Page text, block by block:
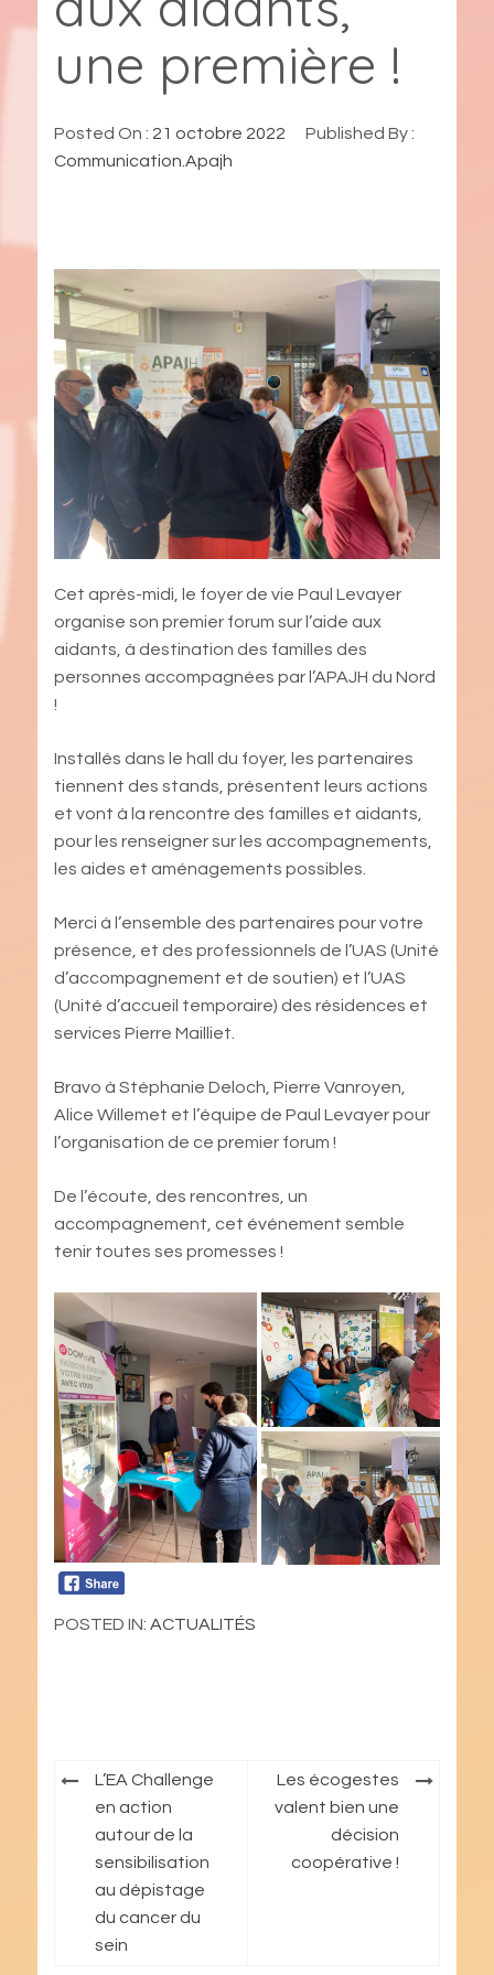
une première !
Posted On : 21 octobre 2022
Published By :
Communication.Apajh
Cet après-midi, le foyer de vie Paul Levayer
organise son premier forum sur l’aide aux
aidants, à destination des familles des
personnes accompagnées par l’APAJH du Nord
!
Installés dans le hall du foyer, les partenaires
tiennent des stands, présentent leurs actions
et vont à la rencontre des familles et aidants,
pour les renseigner sur les accompagnements,
les aides et aménagements possibles.
Merci à l’ensemble des partenaires pour votre
présence, et des professionnels de l’UAS (Unité
d’accompagnement et de soutien) et l’UAS
(Unité d’accueil temporaire) des résidences et
services Pierre Mailliet.
Bravo à Stéphanie Deloch, Pierre Vanroyen,
Alice Willemet et l’équipe de Paul Levayer pour
l’organisation de ce premier forum !
De l’écoute, des rencontres, un
accompagnement, cet événement semble
tenir toutes ses promesses !
POSTED IN: ACTUALITÉS
Navigation
l’article
L’EA Challenge
en action
autour de la
sensibilisation
au dépistage
du cancer du
sein
Les écogestes
valent bien une
décision
coopérative !